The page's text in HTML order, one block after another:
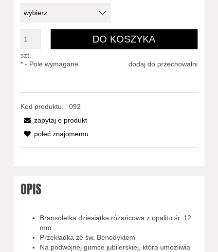
szt.
DO KOSZYKA
dodaj do przechowalni
* - Pole wymagane
Kod produktu:
092
zapytaj o produkt
poleć znajomemu
OPIS
Bransoletka dziesiątka różańcowa z opalitu śr. 12
mm
Przekładka ze św. Benedyktem
Na podwójnej gumce jubilerskiej, która umożliwia